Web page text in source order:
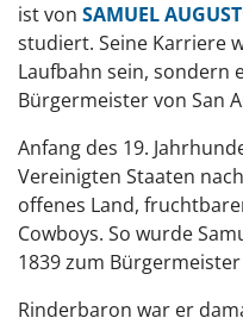
ist von SAMUEL
studiert. Seine Karriere
Laufbahn sein, sondern
Bürgermeister von San
Anfang des 19.
Vereinigten Staaten
offenes Land,
Cowboys. So wurde
1839 zum
Rinderbaron war er